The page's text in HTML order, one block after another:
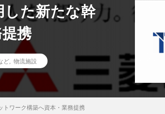
した新たな幹
携
ど 物流施設
トワーク構築へ資本・業務提携